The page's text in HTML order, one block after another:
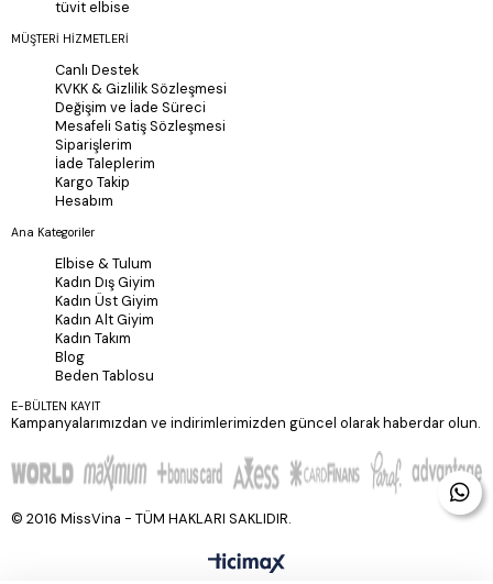
tüvit elbise
MÜŞTERİ HİZMETLERİ
Canlı Destek
KVKK & Gizlilik Sözleşmesi
Değişim ve İade Süreci
Mesafeli Satiş Sözleşmesi
Siparişlerim
İade Taleplerim
Kargo Takip
Hesabım
Ana Kategoriler
Elbise & Tulum
Kadın Dış Giyim
Kadın Üst Giyim
Kadın Alt Giyim
Kadın Takım
Blog
Beden Tablosu
E-BÜLTEN KAYIT
Kampanyalarımızdan ve indirimlerimizden güncel olarak haberdar olun.
© 2016 MissVina - TÜM HAKLARI SAKLIDIR.